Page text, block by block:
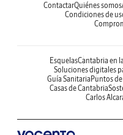
ContactarQuiénes somos
Condiciones de
EsquelasCantabria en
Soluciones digitales
Guía Sanitaria Puntos
Casas de Cantabria
Carlos